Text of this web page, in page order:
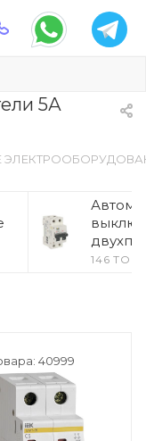
5А
146
40999